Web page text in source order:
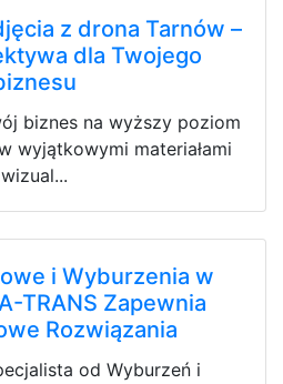
z drona Tarnów –
dla Twojego
biznes na wyższy poziom
wyjątkowymi materiałami
wizual...
i Wyburzenia w
TRANS Zapewnia
Rozwiązania
od Wyburzeń i